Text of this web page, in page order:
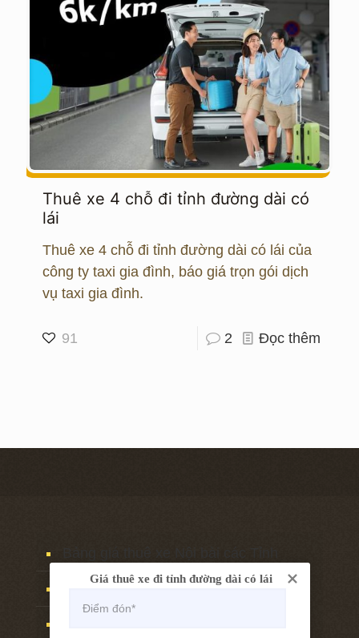
Thuê xe 4 chỗ đi tỉnh đường dài có
lái
Thuê xe 4 chỗ đi tỉnh đường dài có lái của
công ty taxi gia đình, báo giá trọn gói dịch
vụ taxi gia đình.
91 2 Đọc thêm
Thuê xe Hà nội sân bay Nội bài
Giá thuê xe đi tỉnh đường dài có lái